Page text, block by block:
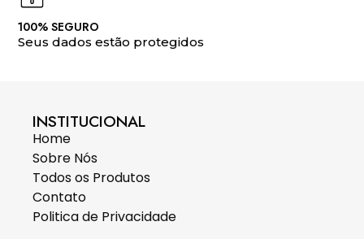
100% SEGURO
Seus dados estão protegidos
INSTITUCIONAL
Home
Sobre Nós
Todos os Produtos
Contato
Politica de Privacidade